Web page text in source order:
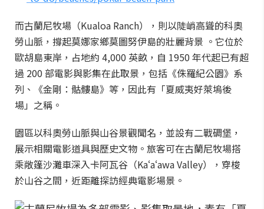
而古蘭尼牧場（Kualoa Ranch），則以陡峭高聳的科奧
勞山脈，撐起莫娜家鄉莫圖努伊島的壯麗背景 。它位於
歐胡島東岸，占地約 4,000 英畝，自 1950 年代起已有超
過 200 部電影與影集在此取景，包括《侏羅紀公園》系
列、《金剛：骷髏島》等，因此有「夏威夷好萊塢後
場」之稱。
園區以科奧勞山脈與山谷景觀聞名，並設有二戰碉堡，
展示相關電影道具與歷史文物。旅客可在古蘭尼牧場搭
乘敞篷沙灘車深入卡阿瓦谷（Kaʻaʻawa Valley），穿梭
於山谷之間，近距離探訪經典電影場景。